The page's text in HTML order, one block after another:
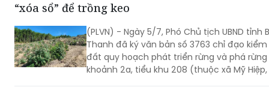
“xóa sổ” để trồng keo
(PLVN) - Ngày 5/7, Phó Chủ tịch UBND tỉnh
Thanh đã ký văn bản số 3763 chỉ đạo
đất quy hoạch phát triển rừng và phá
khoảnh 2a, tiểu khu 208 (thuộc xã Mỹ